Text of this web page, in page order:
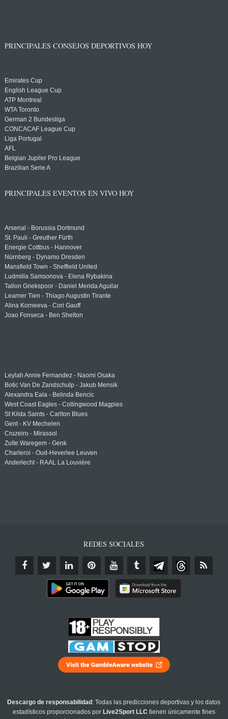
PRINCIPALES CONSEJOS DEPORTIVOS HOY
Emirates Cup
English League Cup
ATP Montreal
WTA Toronto
German 2 Bundesliga
CONCACAF League Cup
Liga Portugal
AFL
Belgian Jupiler Pro League
Brazilian Serie A
PRINCIPALES EVENTOS EN VIVO HOY
Arsenal - Borussia Dortmund
St. Pauli - Greuther Fürth
Energie Cottbus - Hannover
Nürnberg - Dynamo Dresden
Mansfield Town - Sheffield United
Ludmilla Samsonova - Elena Rybakina
Tallon Griekspoor - Daniel Merida Aguilar
Learner Tien - Thiago Augustin Tirante
Alina Korneeva - Cori Gauff
Joao Fonseca - Ben Shelton
Leylah Annie Fernandez - Naomi Osaka
Botic Van De Zandschulp - Jakub Mensik
Alexandra Eala - Belinda Bencic
West Coast Eagles - Collingwood Magpies
St Kilda Saints - Carlton Blues
Gent - KV Mechelen
Cruzeiro - Mirassol
Zulte Waregem - Genk
Charleroi - Oud-Heverlee Leuven
Anderlecht - RAAL La Louvière
REDES SOCIALES
Descargo de responsabilidad : Todas las predicciones deportivas y los datos
estadísticos proporcionados por Live2Sport LLC tienen únicamente fines